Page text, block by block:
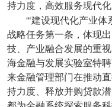
持力度，高效服务现代
“‘建设现代化产业体
战略任务第一条，体现
技、产业融合发展的重
海金融与发展实验室特
来金融管理部门在推动
持力度、释放并购贷款